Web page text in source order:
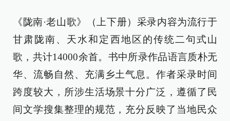
《陇南·老山歌》（上下册）采录内容为流行于
甘肃陇南、天水和定西地区的传统二句式山
歌，共计14000余首。书中所录作品语言质朴无
华、流畅自然、充满乡土气息。作者采录时间
跨度较大，所涉生活场景十分广泛，遵循了民
间文学搜集整理的规范，充分反映了当地民众